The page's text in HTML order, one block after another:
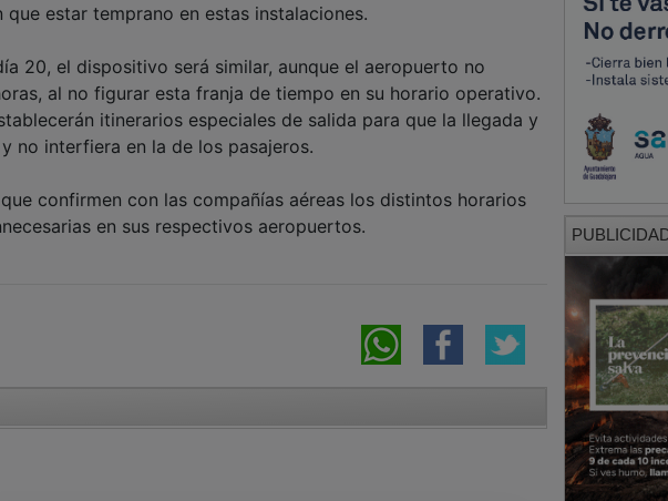
estar temprano en estas instalaciones.
20, el dispositivo será similar, aunque el aeropuerto no
al no figurar esta franja de tiempo en su horario operativo.
itinerarios especiales de salida para que la llegada y
no interfiera en la de los pasajeros.
confirmen con las compañías aéreas los distintos horarios
en sus respectivos aeropuertos.